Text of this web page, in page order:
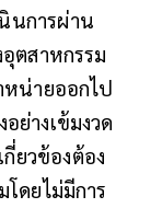
นการผ่าน
ตสาหกรรม
หน่ายออกไป
ย่างเข้มงวด
ยวข้องต้อง
โดยไม่มีการ